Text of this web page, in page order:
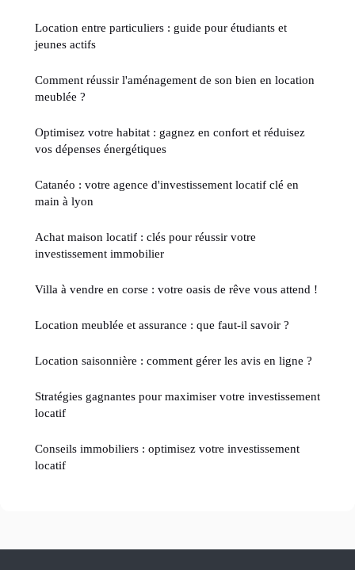
Location entre particuliers : guide pour étudiants et
jeunes actifs
Comment réussir l'aménagement de son bien en location
meublée ?
Optimisez votre habitat : gagnez en confort et réduisez
vos dépenses énergétiques
Catanéo : votre agence d'investissement locatif clé en
main à lyon
Achat maison locatif : clés pour réussir votre
investissement immobilier
Villa à vendre en corse : votre oasis de rêve vous attend !
Location meublée et assurance : que faut-il savoir ?
Location saisonnière : comment gérer les avis en ligne ?
Stratégies gagnantes pour maximiser votre investissement
locatif
Conseils immobiliers : optimisez votre investissement
locatif